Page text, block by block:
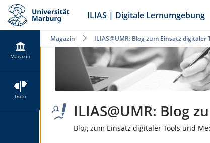
ILIAS | Digitale Lernumgebung
Magazin
Goto
Magazin ILIAS@UMR: Blog zum Einsatz
ILIAS@UMR: Blog
Blog zum Einsatz digitaler Tools und